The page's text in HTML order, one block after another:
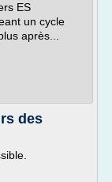
ES
un cycle
après...
des